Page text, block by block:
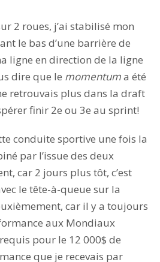
2 roues, j’ai stabilisé mon
le bas d’une barrière de
ligne en direction de la ligne
dire que le momentuma été
retrouvais plus dans la draft
finir 2e ou 3e au sprint!
conduite sportive une fois la
par l’issue des deux
car 2 jours plus tôt, c’est
le tête-à-queue sur la
car il y a toujours
aux Mondiaux
pour le 12 000$ de
que je recevais par